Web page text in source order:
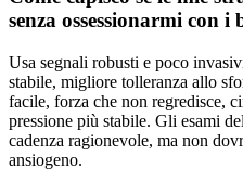
senza ossessionarmi con
Usa segnali robusti e poco
stabile, migliore tolleranza allo
facile, forza che non regredisce,
pressione più stabile. Gli esami
cadenza ragionevole, ma non
ansiogeno.